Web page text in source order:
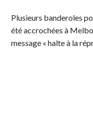
Plusieurs banderoles
été accrochées à
message « halte à la